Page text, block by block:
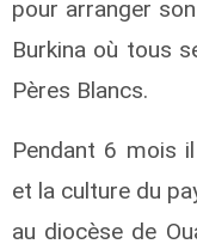
pour arranger
Burkina où tous
Pères Blancs.
Pendant 6 mois
et la culture du
au diocèse de